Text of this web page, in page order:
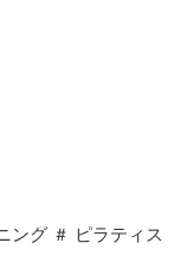
ング ＃ ピラティス